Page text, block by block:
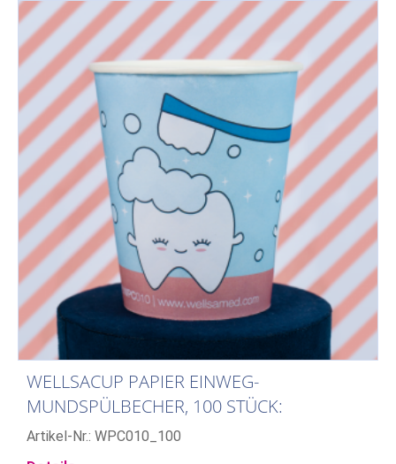
WELLSACUP PAPIER EINWEG-
MUNDSPÜLBECHER, 100 STÜCK:
ZÄHNCHEN
Artikel-Nr.: WPC010_100